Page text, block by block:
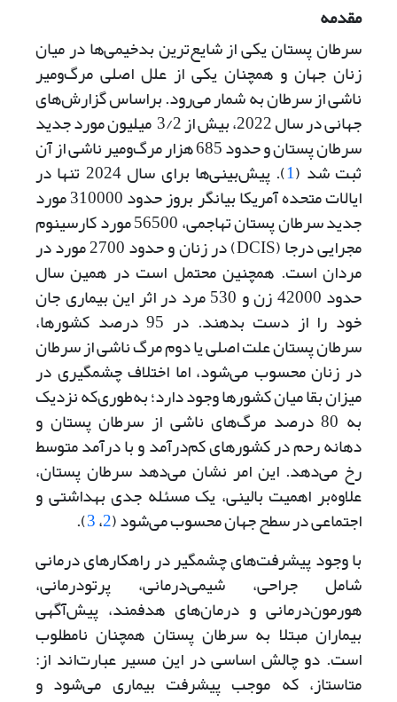
مقدمه
سرطان پستان یکی از شایع‌ترین بدخیمی‌ها در میان
زنان جهان و همچنان یکی از علل اصلی مرگ‌ومیر
ناشی از سرطان به شمار می‌رود. بر‌اساس گزارش‌های
جهانی در سال 2022، بیش از 3/2 میلیون مورد جدید
سرطان پستان و حدود 685 هزار مرگ‌ومیر ناشی از آن
ثبت شد (1 ). پیش‌بینی‌ها برای سال 2024 تنها در
ایالات متحده آمریکا بیانگر بروز حدود 310000 مورد
جدید سرطان پستان تهاجمی، 56500 مورد کارسینوم
مجرایی درجا (DCIS) در زنان و حدود 2700 مورد در
مردان است. همچنین محتمل است در همین سال
حدود 42000 زن و 530 مرد در اثر این بیماری جان
خود را از دست بدهند. در 95 درصد کشورها،
سرطان پستان علت اصلی یا دوم مرگ ناشی از سرطان
در زنان محسوب می‌شود، اما اختلاف چشمگیری در
میزان بقا میان کشورها وجود دارد؛ به‌طوری‌که نزدیک
به 80 درصد مرگ‌های ناشی از سرطان پستان و
دهانه رحم در کشورهای کم‌درآمد و با درآمد متوسط
رخ می‌دهد‌. این امر نشان می‌دهد سرطان پستان،
علاوه‌بر اهمیت بالینی، یک مسئله جدی بهداشتی و
اجتماعی در سطح جهان محسوب می‌شود (2،3
).
با وجود پیشرفت‌های چشمگیر در راهکارهای درمانی
شامل جراحی، شیمی‌درمانی، پرتودرمانی،
هورمون‌درمانی و درمان‌های هدفمند، پیش‌آگهی
بیماران مبتلا به سرطان پستان همچنان نامطلوب
است. دو چالش اساسی در این مسیر عبارت‌اند از:
متاستاز، که موجب پیشرفت بیماری می‌شود و